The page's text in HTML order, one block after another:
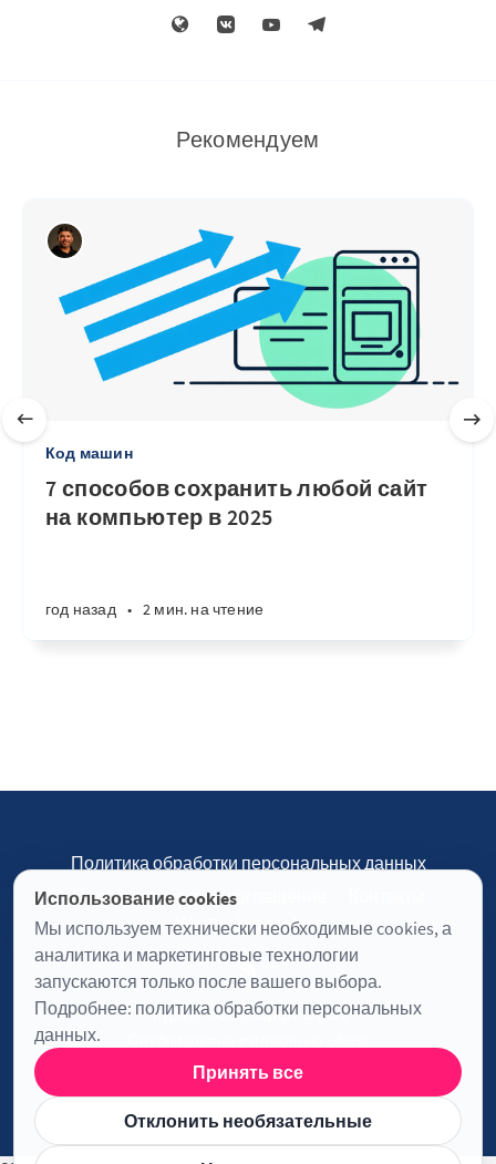
Рекомендуем
Код машин
7 способов сохранить любой сайт
на компьютер в 2025
год назад • 2 мин. на чтение
Использование cookies
Мы используем технически необходимые cookies, а
аналитика и маркетинговые технологии
запускаются только после вашего выбора.
Подробнее: политика обработки персональных
данных.
Принять все
Отклонить необязательные
Политика обработки персональных данных
Пользовательское соглашение
Настройки cookies
Журнал «Отинофф» © 2026
Информация о лицензии JavaScript